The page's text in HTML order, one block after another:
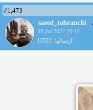
#1,473
saeed_tahranchi
18 Jul 2022 20:12
ارسالها: 13522